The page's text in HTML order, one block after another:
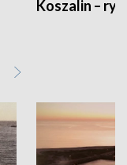
Koszalin –